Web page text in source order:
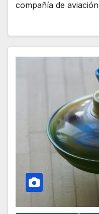
compañía de